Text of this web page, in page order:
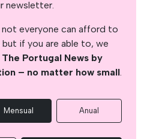
newsletter.
everyone can afford to
if you are able to, we
Portugal News by
– no matter how small.
Mensual Anual